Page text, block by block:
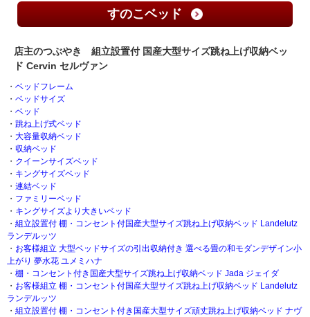
すのこベッド
店主のつぶやき 組立設置付 国産大型サイズ跳ね上げ収納ベッ
ド Cervin セルヴァン
・ ベッドフレーム
・ ベッドサイズ
・ ベッド
・ 跳ね上げ式ベッド
・ 大容量収納ベッド
・ 収納ベッド
・ クイーンサイズベッド
・ キングサイズベッド
・ 連結ベッド
・ ファミリーベッド
・ キングサイズより大きいベッド
・ 組立設置付 棚・コンセント付国産大型サイズ跳ね上げ収納ベッド Landelutz
ランデルッツ
・ お客様組立 大型ベッドサイズの引出収納付き 選べる畳の和モダンデザイン小
上がり 夢水花 ユメミハナ
・ 棚・コンセント付き国産大型サイズ跳ね上げ収納ベッド Jada ジェイダ
・ お客様組立 棚・コンセント付国産大型サイズ跳ね上げ収納ベッド Landelutz
ランデルッツ
・ 組立設置付 棚・コンセント付き国産大型サイズ頑丈跳ね上げ収納ベッド ナヴ